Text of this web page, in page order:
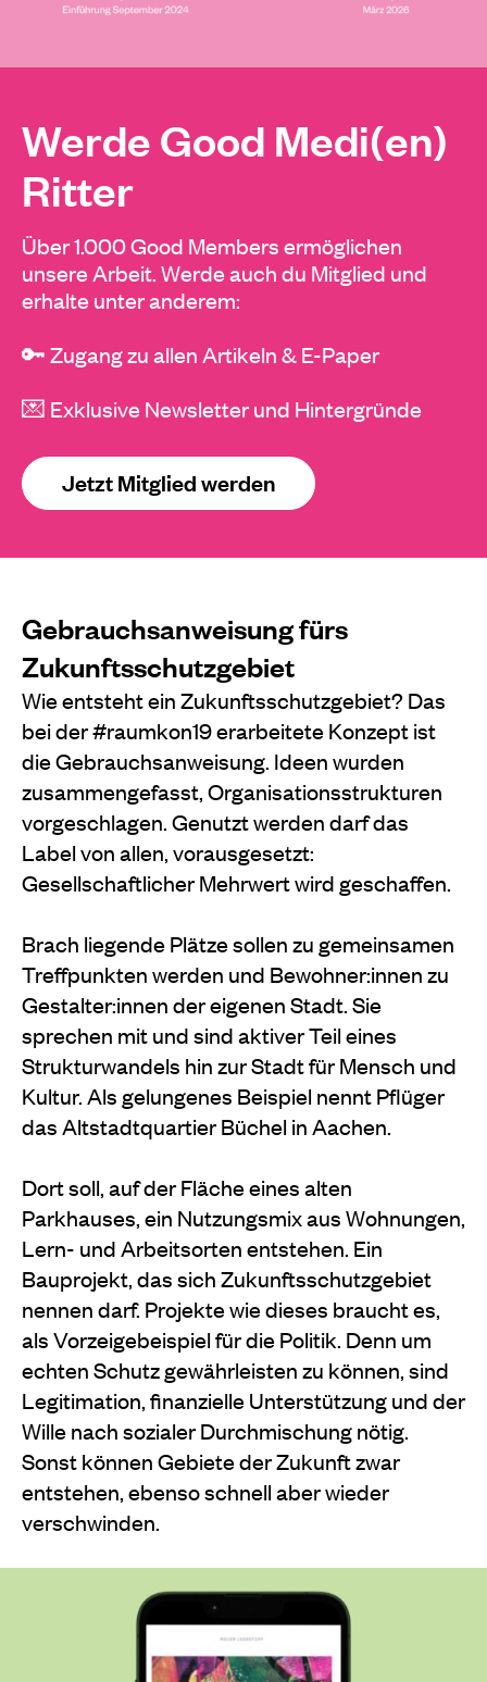
Werde Good Medi(en)
Ritter
Über 1.000 Good Members ermöglichen
unsere Arbeit. Werde auch du Mitglied und
erhalte unter anderem:
🔑 Zugang zu allen Artikeln & E-Paper
💌 Exklusive Newsletter und Hintergründe
Jetzt Mitglied werden
Gebrauchsanweisung fürs
Zukunftsschutzgebiet
Wie entsteht ein Zukunftsschutzgebiet? Das
bei der #raumkon19 erarbeitete Konzept ist
die Gebrauchsanweisung. Ideen wurden
zusammengefasst, Organisationsstrukturen
vorgeschlagen. Genutzt werden darf das
Label von allen, vorausgesetzt:
Gesellschaftlicher Mehrwert wird geschaffen.
Brach liegende Plätze sollen zu gemeinsamen
Treffpunkten werden und Bewohner:innen zu
Gestalter:innen der eigenen Stadt. Sie
sprechen mit und sind aktiver Teil eines
Strukturwandels hin zur Stadt für Mensch und
Kultur. Als gelungenes Beispiel nennt Pflüger
das Altstadtquartier Büchel in Aachen.
Dort soll, auf der Fläche eines alten
Parkhauses, ein Nutzungsmix aus Wohnungen,
Lern- und Arbeitsorten entstehen. Ein
Bauprojekt, das sich Zukunftsschutzgebiet
nennen darf. Projekte wie dieses braucht es,
als Vorzeigebeispiel für die Politik. Denn um
echten Schutz gewährleisten zu können, sind
Legitimation, finanzielle Unterstützung und der
Wille nach sozialer Durchmischung nötig.
Sonst können Gebiete der Zukunft zwar
entstehen, ebenso schnell aber wieder
verschwinden.